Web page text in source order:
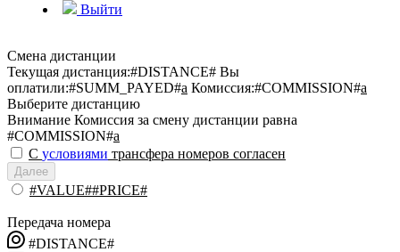
Выйти
Смена дистанции
Текущая дистанция:#DISTANCE# Вы
оплатили:#SUMM_PAYED#a Комиссия:#COMMISSION#a
Выберите дистанцию
Внимание Комиссия за смену дистанции равна
#COMMISSION#a
С условиями трансфера номеров согласен
Далее
#VALUE##PRICE#
Передача номера
#DISTANCE#